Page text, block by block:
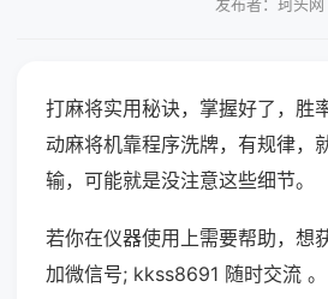
打麻将实用秘诀，掌握好了，胜
动麻将机靠程序洗牌，有规律，
输，可能就是没注意这些细节。
若你在仪器使用上需要帮助，想
加微信号; kkss8691 随时交流 。